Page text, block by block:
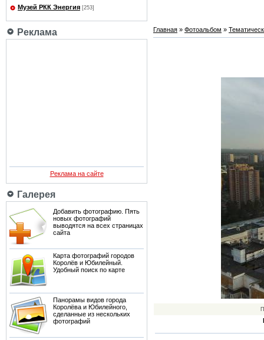
Музей РКК Энергия [253]
Реклама
Реклама на сайте
Галерея
Добавить фотографию. Пять
новых фотографий
выводятся на всех страницах
сайта
Карта фотографий городов
Королёв и Юбилейный.
Удобный поиск по карте
Панорамы видов города
Королёва и Юбилейного,
сделанные из нескольких
фотографий
Главная » Фотоальбом »